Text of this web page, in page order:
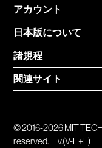
アカウント
日本版について
諸規程
関連サイト
© 2016-2026 MIT
reserved.
v.(V-E+F)